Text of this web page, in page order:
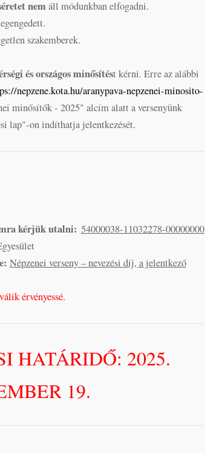
nemáll módunkban elfogadni.
szakemberek.
és országos minősítést kérni. Erre az alábbi
nepzene.kota.hu/aranypava-nepzenei-minosito-
minősítők - 2025" alcím alatt a versenyünk
lap"-on indíthatja jelentkezését.
kérjük utalni: 54000038-11032278-00000000
Népzenei verseny – nevezési díj, a jelentkező
érvényessé.
HATÁRIDŐ: 2025.
19.